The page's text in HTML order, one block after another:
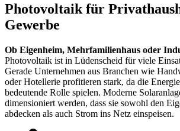
Photovoltaik für
Gewerbe
Ob Eigenheim, Mehrfamilienhaus oder
Photovoltaik ist in Lüdenscheid für viele
Gerade Unternehmen aus Branchen wie
oder Hotellerie profitieren stark, da die
bedeutende Rolle spielen. Moderne
dimensioniert werden, dass sie sowohl den
abdecken als auch Strom ins Netz einspeisen.